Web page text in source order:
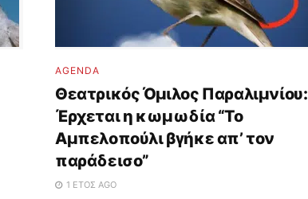
AGENDA
Θεατρικός Όμιλος Παραλιμνίου:
Έρχεται η κωμωδία “Το
Αμπελοπούλι βγήκε απ’ τον
παράδεισο”
1 ΈΤΟΣ AGO